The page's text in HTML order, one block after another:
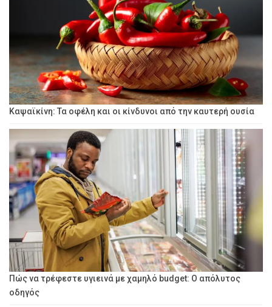
Καψαϊκίνη: Τα οφέλη και οι κίνδυνοι από την καυτερή ουσία
Πώς να τρέφεστε υγιεινά με χαμηλό budget: Ο απόλυτος
οδηγός